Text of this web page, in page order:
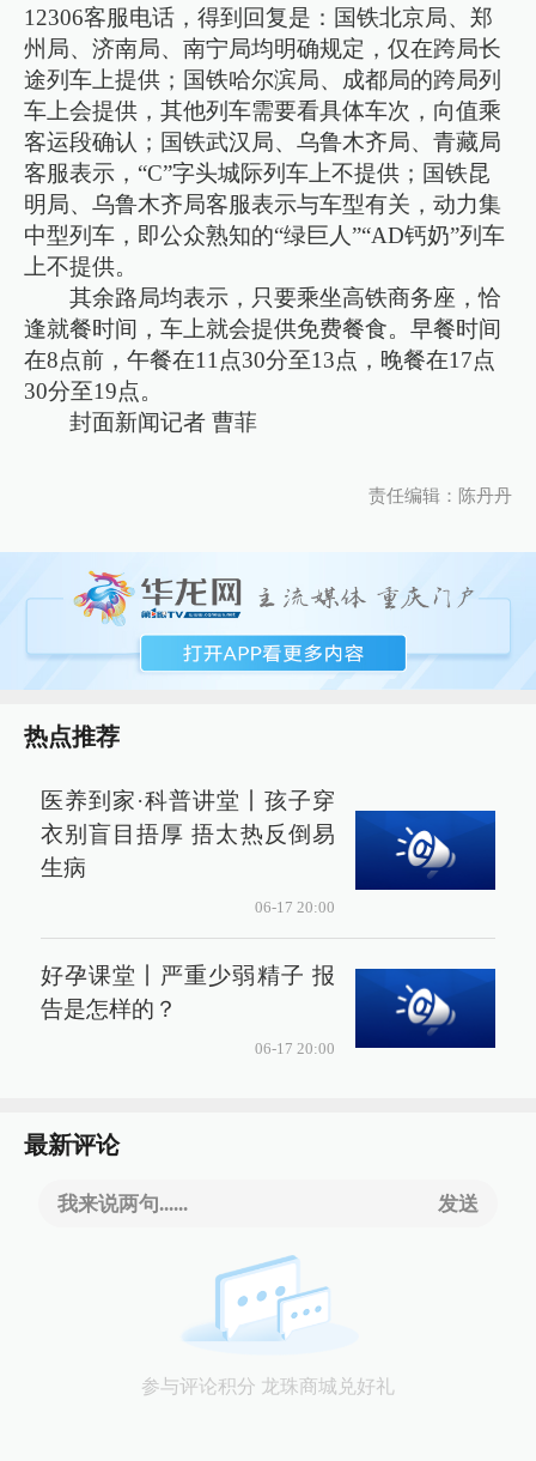
12306客服电话，得到回复是：国铁北京局、郑
州局、济南局、南宁局均明确规定，仅在跨局长
途列车上提供；国铁哈尔滨局、成都局的跨局列
车上会提供，其他列车需要看具体车次，向值乘
客运段确认；国铁武汉局、乌鲁木齐局、青藏局
客服表示，“C”字头城际列车上不提供；国铁昆
明局、乌鲁木齐局客服表示与车型有关，动力集
中型列车，即公众熟知的“绿巨人”“AD钙奶”列车
上不提供。
其余路局均表示，只要乘坐高铁商务座，恰
逢就餐时间，车上就会提供免费餐食。早餐时间
在8点前，午餐在11点30分至13点，晚餐在17点
30分至19点。
封面新闻记者 曹菲
责任编辑：陈丹丹
热点推荐
医养到家·科普讲堂丨孩子穿
衣别盲目捂厚 捂太热反倒易
生病
06-17 20:00
好孕课堂丨严重少弱精子 报
告是怎样的？
06-17 20:00
最新评论
我来说两句...... 发送
参与评论积分 龙珠商城兑好礼